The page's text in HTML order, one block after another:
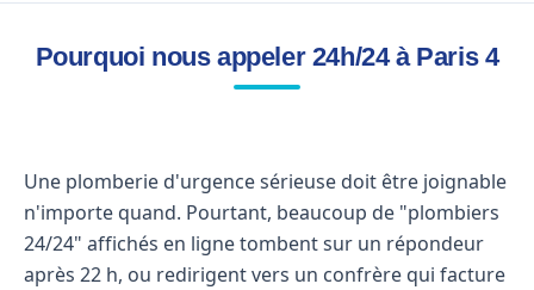
Pourquoi nous appeler 24h/24 à Paris 4
Une plomberie d'urgence sérieuse doit être joignable
n'importe quand. Pourtant, beaucoup de "plombiers
24/24" affichés en ligne tombent sur un répondeur
après 22 h, ou redirigent vers un confrère qui facture